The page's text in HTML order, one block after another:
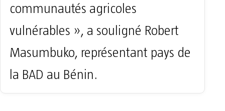
communautés agricoles
vulnérables », a souligné Robert
Masumbuko, représentant pays de
la BAD au Bénin.